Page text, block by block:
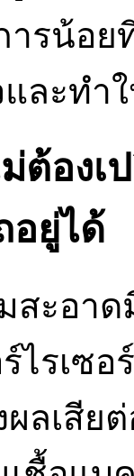
รน้อย
ละทำ
ต้อง
อยู่ได้
สะอา
ไรเซ
ผลเสี